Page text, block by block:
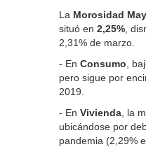
La Morosidad
situó en 2,25% ,
2,31% de marzo.
- En Consumo ,
pero sigue por
2019.
- En Vivienda , la
ubicándose por
pandemia (2,29%